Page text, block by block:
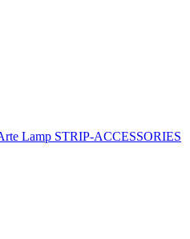
Lamp STRIP-ACCESSORIES